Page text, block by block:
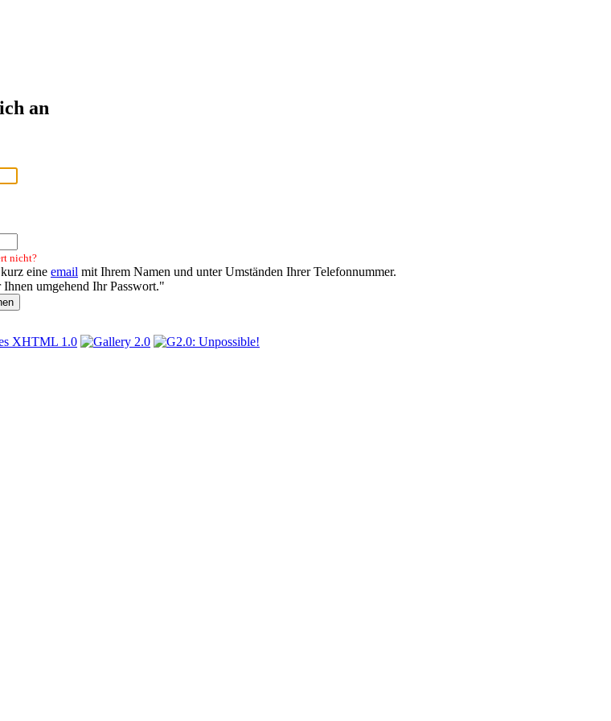
an
nicht?
eine email mit Ihrem Namen und unter Umständen Ihrer Telefonnummer.
umgehend Ihr Passwort."